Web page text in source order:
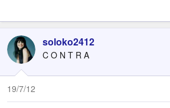
soloko2412
C O N T R A
19/7/12